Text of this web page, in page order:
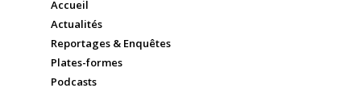
Accueil
Actualités
Reportages & Enquêtes
Plates-formes
Podcasts